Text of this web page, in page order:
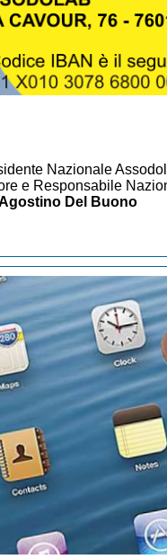
Nazionale
e Responsabile
Del Buono